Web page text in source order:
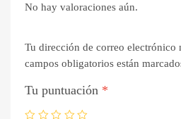
No hay valoraciones aún.
Tu dirección de correo electrónico
campos obligatorios están
Tu puntuación *